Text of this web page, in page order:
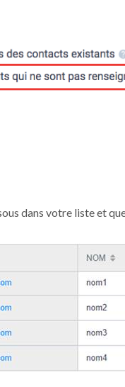
dans votre liste et